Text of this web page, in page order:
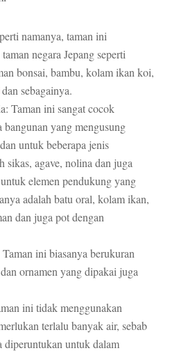
namanya, taman ini
negara Jepang seperti
bonsai, bambu, kolam ikan koi,
dan sebagainya.
Taman ini sangat cocok
yang mengusung
untuk beberapa jenis
sikas, agave, nolina dan juga
elemen pendukung yang
adalah batu oral, kolam ikan,
dan juga pot dengan
ini biasanya berukuran
ornamen yang dipakai juga
ini tidak menggunakan
terlalu banyak air, sebab
diperuntukan untuk dalam